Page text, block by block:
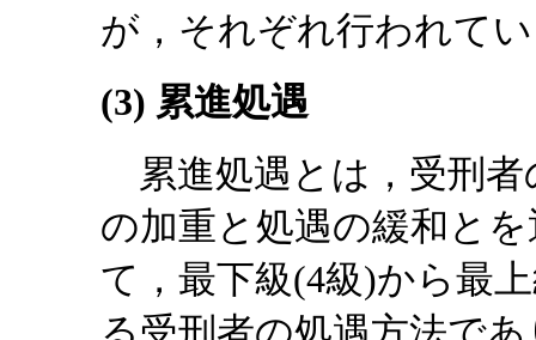
が，それぞれ行われて
(3) 累進処遇
累進処遇とは，受刑者
の加重と処遇の緩和と
て，最下級(4級)から最